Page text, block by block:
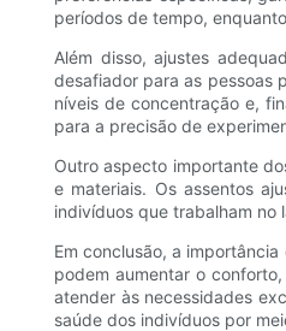
períodos de tempo,
Além disso, ajustes
desafiador para as pessoas
níveis de concentração e,
para a precisão de
Outro aspecto importante
e materiais. Os assentos
indivíduos que trabalham no
Em conclusão, a
​​podem aumentar o
atender às necessidades
saúde dos indivíduos por